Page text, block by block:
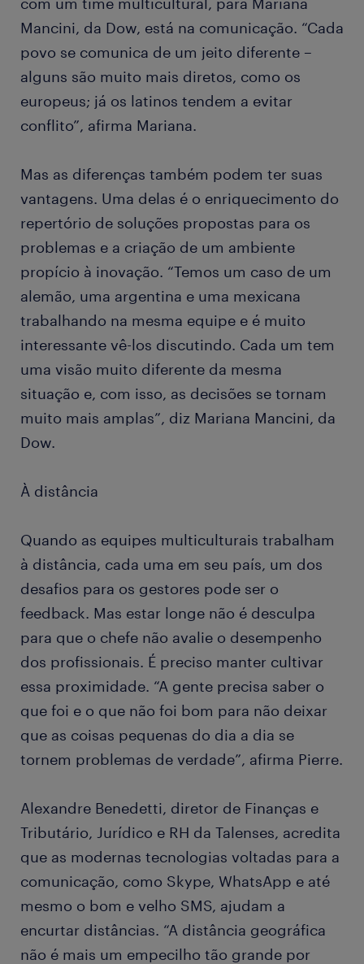
Mancini, da Dow, está na comunicação. “Cada
povo se comunica de um jeito diferente –
alguns são muito mais diretos, como os
europeus; já os latinos tendem a evitar
conflito”, afirma Mariana.
Mas as diferenças também podem ter suas
vantagens. Uma delas é o enriquecimento do
repertório de soluções propostas para os
problemas e a criação de um ambiente
propício à inovação. “Temos um caso de um
alemão, uma argentina e uma mexicana
trabalhando na mesma equipe e é muito
interessante vê-los discutindo. Cada um tem
uma visão muito diferente da mesma
situação e, com isso, as decisões se tornam
muito mais amplas”, diz Mariana Mancini, da
Dow.
À distância
Quando as equipes multiculturais trabalham
à distância, cada uma em seu país, um dos
desafios para os gestores pode ser o
feedback. Mas estar longe não é desculpa
para que o chefe não avalie o desempenho
dos profissionais. É preciso manter cultivar
essa proximidade. “A gente precisa saber o
que foi e o que não foi bom para não deixar
que as coisas pequenas do dia a dia se
tornem problemas de verdade”, afirma Pierre.
Alexandre Benedetti, diretor de Finanças e
Tributário, Jurídico e RH da Talenses, acredita
que as modernas tecnologias voltadas para a
comunicação, como Skype, WhatsApp e até
mesmo o bom e velho SMS, ajudam a
encurtar distâncias. “A distância geográfica
não é mais um empecilho tão grande por